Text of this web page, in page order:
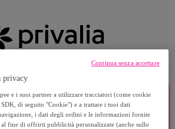
privacy
e i suoi partner a utilizzare tracciatori (come cookie
di seguito "Cookie") e a trattare i tuoi dati
i dati degli ordini e le informazioni fornite
fine di offrirti pubblicità personalizzate (anche sullo
Continua senza accettare